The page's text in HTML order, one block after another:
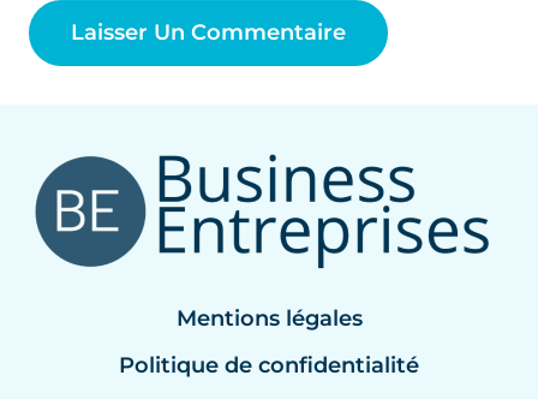
Mentions légales
Politique de confidentialité